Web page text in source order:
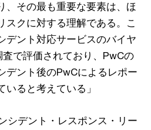
、その最も重要な要素は、ほ
スクに対する理解である。こ
デント対応サービスのバイヤ
で評価されており、PwCの
デント後のPwCによるレポー
ると考えている」
シデント・レスポンス・リー